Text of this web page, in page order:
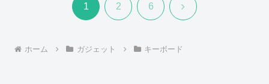
1 2 6 次
ホーム ガジェット キーボード